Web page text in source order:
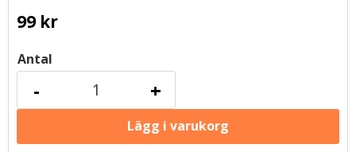
99kr
Antal
+
-